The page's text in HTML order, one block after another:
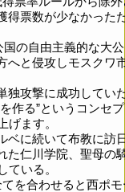
得票数が少なかった
の自由主義的な大
へと侵攻しモスクワ
独攻撃に成功してい
作る”というコンセ
げます。
ベに続いて布教に訪
た仁川学院、聖母の
ている。
を合わせると西ポ